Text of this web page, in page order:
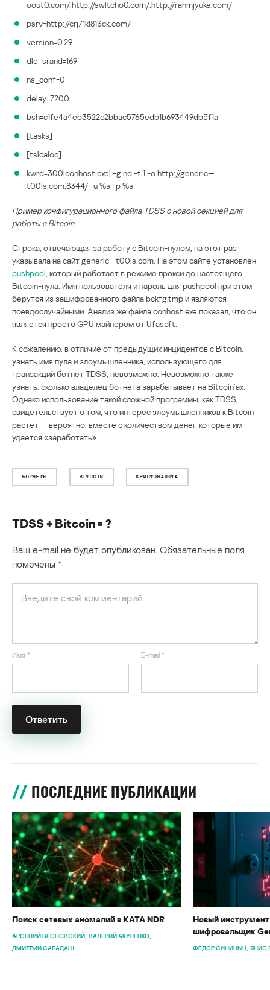
oout0.com/;http://swltcho0.com/;http://ranmjyuke.com/
psrv=http://crj71ki813ck.com/
version=0.29
dlc_srand=169
ns_conf=0
delay=7200
bsh=c1fe4a4eb3522c2bbac5765edb1b693449db5f1a
[tasks]
[tslcaloc]
kwrd=300|conhost.exe| -g no -t 1 -o http://generic—
t00ls.com:8344/ -u %s -p %s
Пример конфигурационного файла TDSS c новой секцией для
работы c Bitсoin
Строка, отвечающая за работу с Bitсoin-пулом, на этот раз
указывала на сайт generic—t00ls.com. На этом сайте установлен
pushpool , который работает в режиме прокси до настоящего
Bitсoin-пула. Имя пользователя и пароль для pushpool при этом
берутся из зашифрованного файла bckfg.tmp и являются
псевдослучайными. Анализ же файла conhost.exe показал, что он
является просто GPU майнером от Ufasoft.
К сожалению, в отличие от предыдущих инцидентов с Bitсoin,
узнать имя пула и злоумышленника, использующего для
транзакций ботнет TDSS, невозможно. Невозможно также
узнать, сколько владелец ботнета зарабатывает на Bitсoin’ах.
Однако использование такой сложной программы, как TDSS,
свидетельствует о том, что интерес злоумышленников к Bitсoin
растет — вероятно, вместе с количеством денег, которые им
удается «заработать».
БОТНЕТЫ BITCOIN КРИПТОВАЛЮТА
TDSS + Bitсoin = ?
Ваш e-mail не будет опубликован. Обязательные поля
помечены *
Имя * E-mail *
ПОСЛЕДНИЕ ПУБЛИКАЦИИ
Поиск сетевых аномалий в KATA NDR
АРСЕНИЙ ВЕСНОВСКИЙ ВАЛЕРИЙ АКУЛЕНКО
ДМИТРИЙ САБАДАШ
Новый
шифровальщик
ФЕДОР СИНИЦЫН ЯНИС